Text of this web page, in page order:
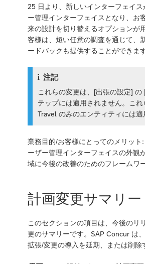
25 日より、新しいインターフェイ
ー管理インターフェイスとなり、お
来の設計を切り替えるオプションが
客様は、短い任意の調査を通じて、
ードバックも提供することができます
注記
これらの変更は、[出張の設定] の
テップには適用されません。こ
Travel のみのエンティティには適
業務目的/お客様にとってのメリット
ーザー管理インターフェイスの外観
域に今後の改善のためのフレームワ
計画変更サマリー
このセクションの項目は、今後のリ
更のサマリーです。SAP Concur は
拡張/変更の導入を延期、または削除